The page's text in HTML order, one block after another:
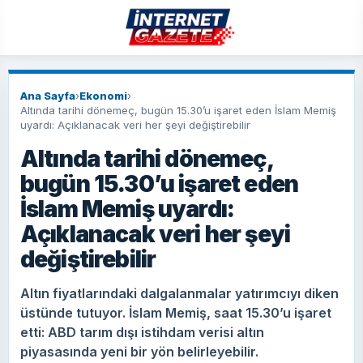
Ana Sayfa›Ekonomi›
Altında tarihi dönemeç, bugün 15.30’u işaret eden İslam Memiş
uyardı: Açıklanacak veri her şeyi değiştirebilir
Altında tarihi dönemeç,
bugün 15.30’u işaret eden
İslam Memiş uyardı:
Açıklanacak veri her şeyi
değiştirebilir
Altın fiyatlarındaki dalgalanmalar yatırımcıyı diken
üstünde tutuyor. İslam Memiş, saat 15.30’u işaret
etti: ABD tarım dışı istihdam verisi altın
piyasasında yeni bir yön belirleyebilir.